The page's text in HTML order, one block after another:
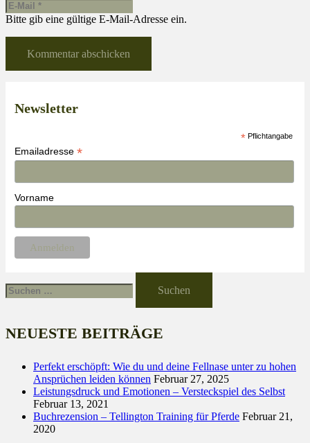
Bitte gib eine gültige E-Mail-Adresse ein.
Kommentar abschicken
Newsletter
* Pflichtangabe
Emailadresse *
Vorname
nach:
NEUESTE BEITRÄGE
Perfekt erschöpft: Wie du und deine Fellnase unter zu hohen
Ansprüchen leiden können Februar 27, 2025
Leistungsdruck und Emotionen – Versteckspiel des Selbst
Februar 13, 2021
Buchrezension – Tellington Training für Pferde Februar 21,
2020